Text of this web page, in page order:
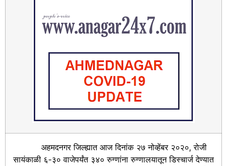
अहमदनगर जिल्ह्यात आज दिनांक २७ नोव्हेंबर २०२०, रोजी
सायंकाळी ६-३० वाजेपर्यंत ३४० रुग्णांना रुग्णालयातून डिस्चार्ज देण्यात